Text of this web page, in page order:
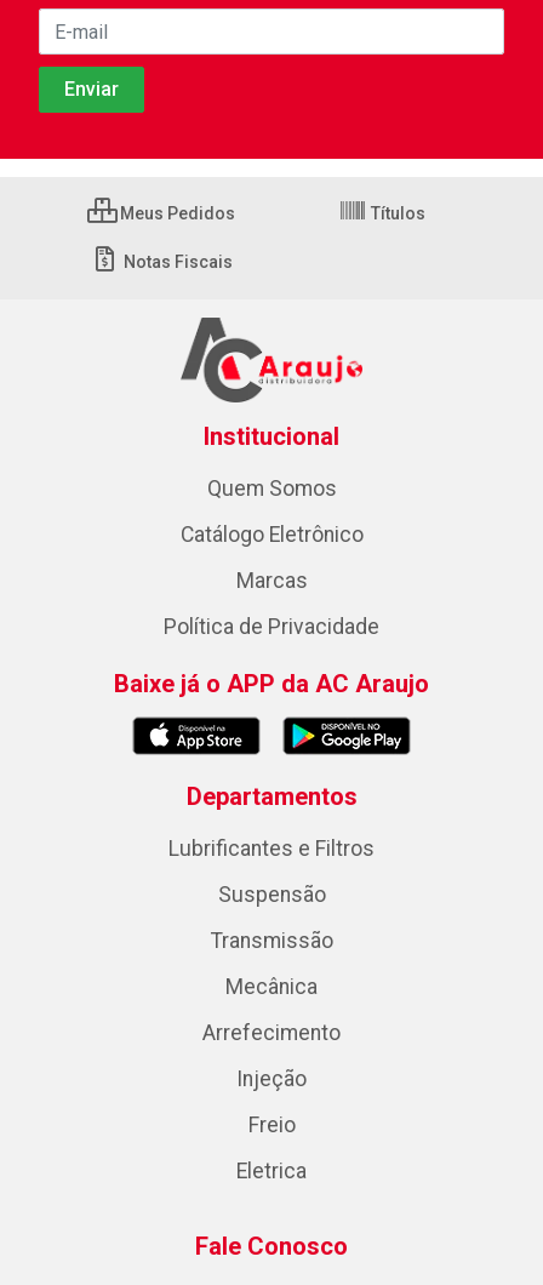
Meus Pedidos Títulos
Notas Fiscais
Institucional
Quem Somos
Catálogo Eletrônico
Marcas
Política de Privacidade
Baixe já o APP da AC Araujo
Departamentos
Lubrificantes e Filtros
Suspensão
Transmissão
Mecânica
Arrefecimento
Injeção
Freio
Eletrica
Fale Conosco